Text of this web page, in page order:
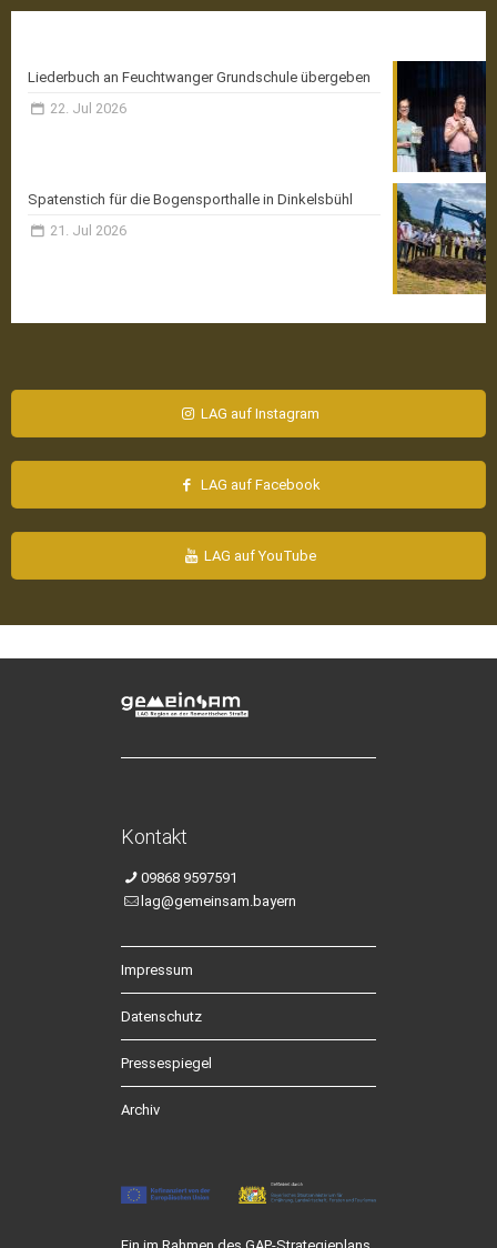
Liederbuch an Feuchtwanger Grundschule übergeben
22. Jul 2026
Spatenstich für die Bogensporthalle in Dinkelsbühl
21. Jul 2026
LAG auf Instagram
LAG auf Facebook
LAG auf YouTube
Kontakt
09868 9597591
lag@gemeinsam.bayern
Impressum
Datenschutz
Pressespiegel
Archiv